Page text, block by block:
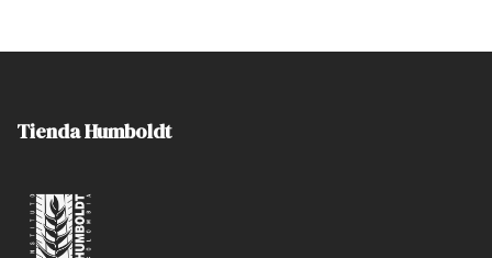
Tienda Humboldt